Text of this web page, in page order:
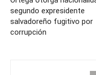
segundo expresidente
salvadoreño fugitivo por
corrupción